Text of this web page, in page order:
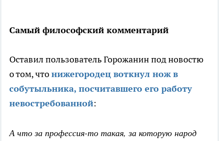
Самый философский комментарий
Оставил пользователь Горожанин под новостю
о том, чтонижегородец воткнул нож в
собутыльника, посчитавшего его работу
невостребованной:
А что за профессия-то такая, за которую народ